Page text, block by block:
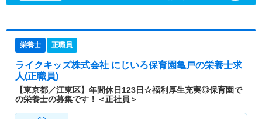
栄養士 正職員
ライクキッズ株式会社 にじいろ保育園亀戸の栄養士求
人(正職員)
【東京都／江東区】年間休日123日☆福利厚生充実◎保育園で
の栄養士の募集です！＜正社員＞